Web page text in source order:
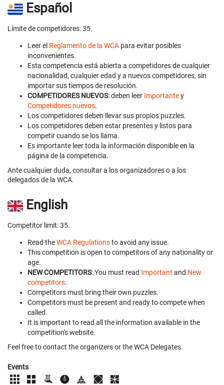
Español
Límite de competidores: 35.
Leer el Reglamento de la WCA para evitar posibles
inconvenientes.
Esta competencia está abierta a competidores de cualquier
nacionalidad, cualquier edad y a nuevos competidores, sin
importar sus tiempos de resolución.
COMPETIDORES NUEVOS: deben leer Importantey
Competidores nuevos.
Los competidores deben llevar sus propios puzzles.
Los competidores deben estar presentes y listos para
competir cuando se los llama.
Es importante leer toda la información disponible en la
página de la competencia.
Ante cualquier duda, consultar a los organizadores o a los
delegados de la WCA.
English
Competitor limit: 35.
Read theWCA Regulationsto avoid any issue.
This competition is open to competitors of any nationality or
age.
NEW COMPETITORS: You must read Important and New
competitors.
Competitors must bring their own puzzles.
Competitors must be present and ready to compete when
called.
It is important to read all the information available in the
competition's website.
Feel free to contact the organizers or the WCA Delegates.
Events